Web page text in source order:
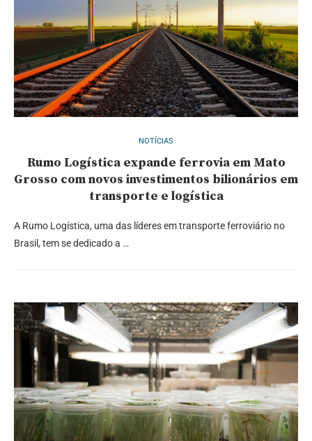
NOTÍCIAS
Rumo Logística expande ferrovia em Mato
Grosso com novos investimentos bilionários em
transporte e logística
A Rumo Logística, uma das líderes em transporte ferroviário no
Brasil, tem se dedicado a …